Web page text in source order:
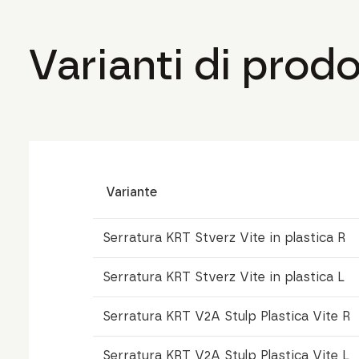
Varianti di
Variante
Serratura KRT Stverz Vite in plastica R
Serratura KRT Stverz Vite in plastica L
Serratura KRT V2A Stulp Plastica Vite R
Serratura KRT V2A Stulp Plastica Vite L